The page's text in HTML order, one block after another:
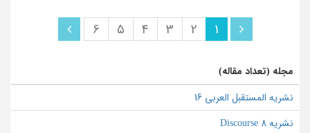
1
2
3
4
5
6
مجله (تعداد مقاله)
نشریه المستقبل العربی 16
نشریه Discourse 8